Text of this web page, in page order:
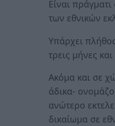
Είναι
των εθνικών
Υπάρχει
τρεις μήνες
Ακόμα και σε
άδικα-
ανώτερο
δικαίωμα σε